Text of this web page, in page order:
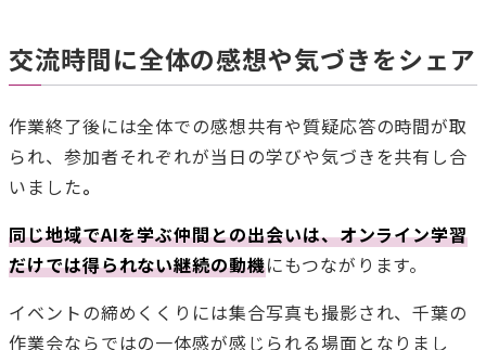
交流時間に全体の感想や気づきをシェア
作業終了後には全体での感想共有や質疑応答の時間が取
られ、参加者それぞれが当日の学びや気づきを共有し合
いました。
同じ地域でAIを学ぶ仲間との出会いは、オンライン学習
だけでは得られない継続の動機にもつながります。
イベントの締めくくりには集合写真も撮影され、千葉の
作業会ならではの一体感が感じられる場面となりまし